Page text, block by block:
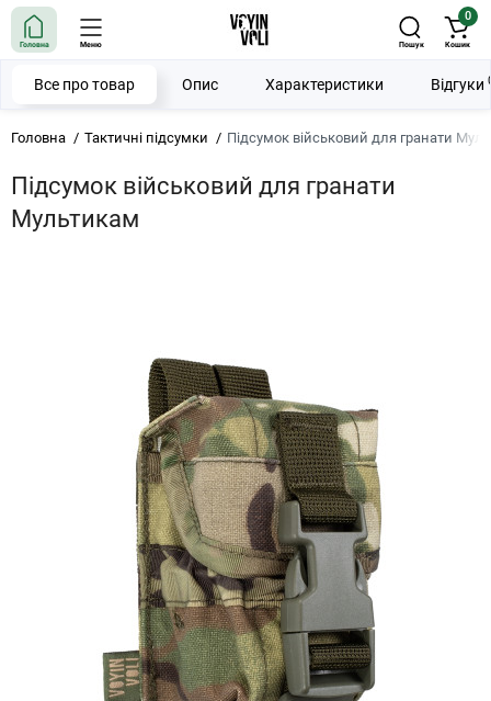
Головна Меню Пошук
0
Кошик
Головна Тактичні підсумки Підсумок військовий для гранати
Підсумок військовий для гранати
Мультикам
Все про товар Опис Характеристики Відгуки